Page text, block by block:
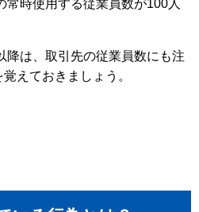
時使用する従業員数が100人
降は、取引先の従業員数にも注
えておきましょう。